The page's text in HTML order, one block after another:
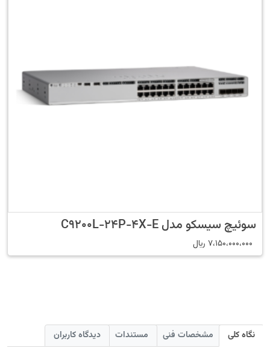
سوئیچ سیسکو مدل C9200L-24P-4X-E
7،150،000،000 ﷼
نگاه کلی مشخصات فنی مستندات دیدگاه کاربران